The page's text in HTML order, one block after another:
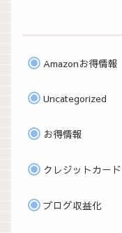
Amazonお得情報
Uncategorized
お得情報
クレジットカード
ブログ収益化